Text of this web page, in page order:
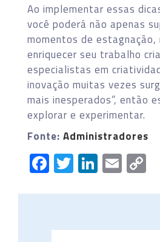
Ao implementar essas
você poderá não apenas
momentos de estagnação,
enriquecer seu trabalho
especialistas em
inovação muitas vezes
mais inesperados”, então
explorar e experimentar.
Fonte: Administradores
Facebook
Twitter
LinkedIn
Email